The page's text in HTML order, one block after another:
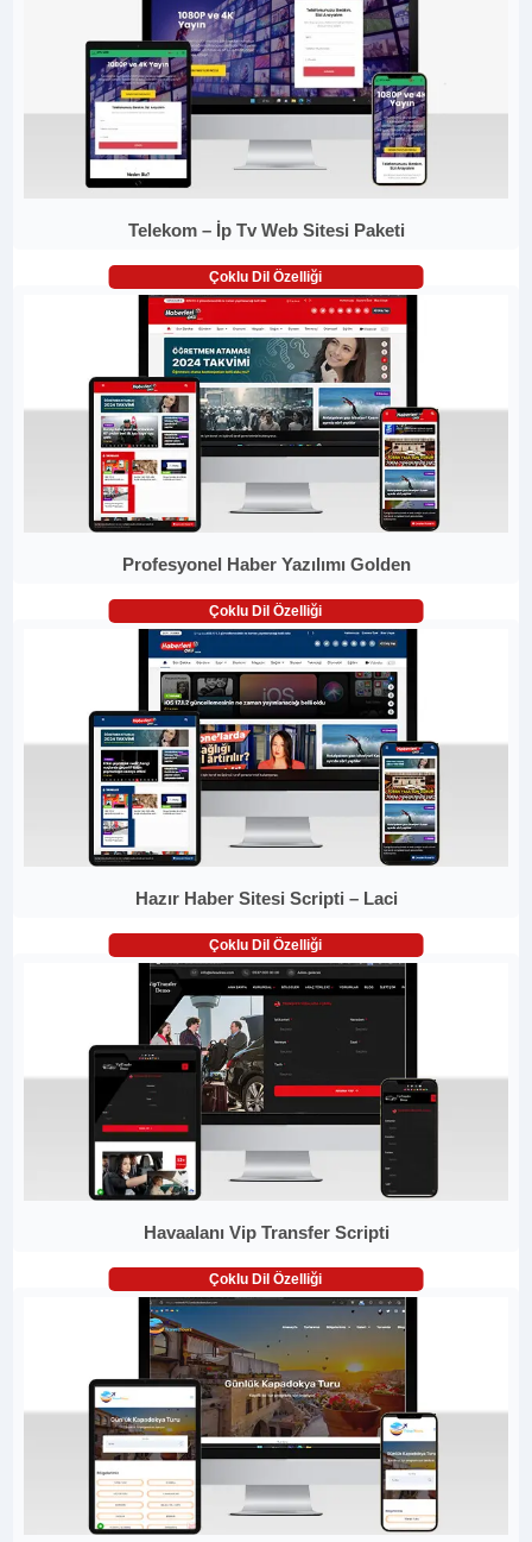
Telekom – İp Tv Web Sitesi Paketi
Çoklu Dil Özelliği
Profesyonel Haber Yazılımı Golden
Çoklu Dil Özelliği
Hazır Haber Sitesi Scripti – Laci
Çoklu Dil Özelliği
Havaalanı Vip Transfer Scripti
Çoklu Dil Özelliği